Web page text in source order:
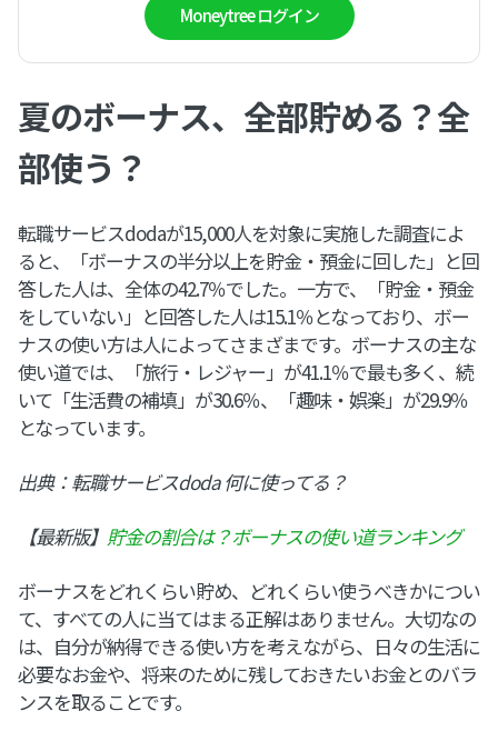
Moneytree ログイン
夏のボーナス、全部貯める？全
部使う？
転職サービスdodaが15,000人を対象に実施した調査によ
ると、「ボーナスの半分以上を貯金・預金に回した」と回
答した人は、全体の42.7％でした。一方で、「貯金・預金
をしていない」と回答した人は15.1％となっており、ボー
ナスの使い方は人によってさまざまです。ボーナスの主な
使い道では、「旅行・レジャー」が41.1％で最も多く、続
いて「生活費の補填」が30.6％、「趣味・娯楽」が29.9％
となっています。
出典：転職サービスdoda 何に使ってる？
【最新版】 貯金の割合は？ボーナスの使い道ランキング
ボーナスをどれくらい貯め、どれくらい使うべきかについ
て、すべての人に当てはまる正解はありません。大切なの
は、自分が納得できる使い方を考えながら、日々の生活に
必要なお金や、将来のために残しておきたいお金とのバラ
ンスを取ることです。